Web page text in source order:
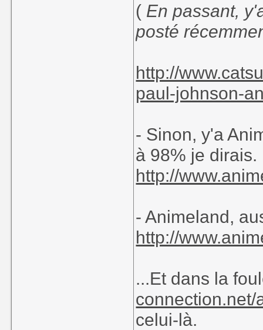
( En passant,
posté
http://
paul-johnson-
- Sinon, y'a
à 98% je dirais.
http://
- Animeland,
http://
...Et dans la
connection.net/
celui-là.